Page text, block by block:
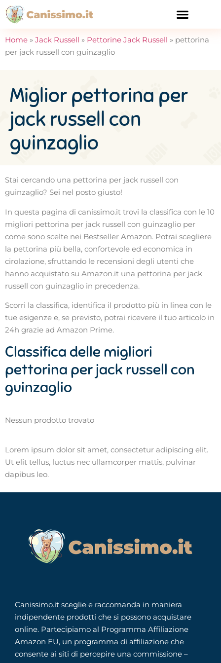
Home » Jack Russell » Pettorine Jack Russell » pettorina
per jack russell con guinzaglio
Miglior pettorina per
jack russell con
guinzaglio
Stai cercando una pettorina per jack russell con
guinzaglio? Sei nel posto giusto!
In questa pagina di canissimo.it trovi la classifica con le 10
migliori pettorina per jack russell con guinzaglio per
come sono scelte nei Bestseller Amazon. Potrai scegliere
la pettorina più bella, confortevole ed economica in
cirolazione, sfruttando le recensioni degli utenti che
hanno acquistato su Amazon.it una pettorina per jack
russell con guinzaglio in precedenza.
Scorri la classifica, identifica il prodotto più in linea con le
tue esigenze e, se previsto, potrai ricevere il tuo articolo in
24h grazie ad Amazon Prime.
Classifica delle migliori
pettorina per jack russell con
guinzaglio
Nessun prodotto trovato
Lorem ipsum dolor sit amet, consectetur adipiscing elit.
Ut elit tellus, luctus nec ullamcorper mattis, pulvinar
dapibus leo.
Canissimo.it sceglie e raccomanda in maniera
indipendente prodotti che si possono acquistare
online. Partecipiamo al Programma Affiliazione
Amazon EU, un programma di affiliazione che
consente ai siti di percepire una commissione –